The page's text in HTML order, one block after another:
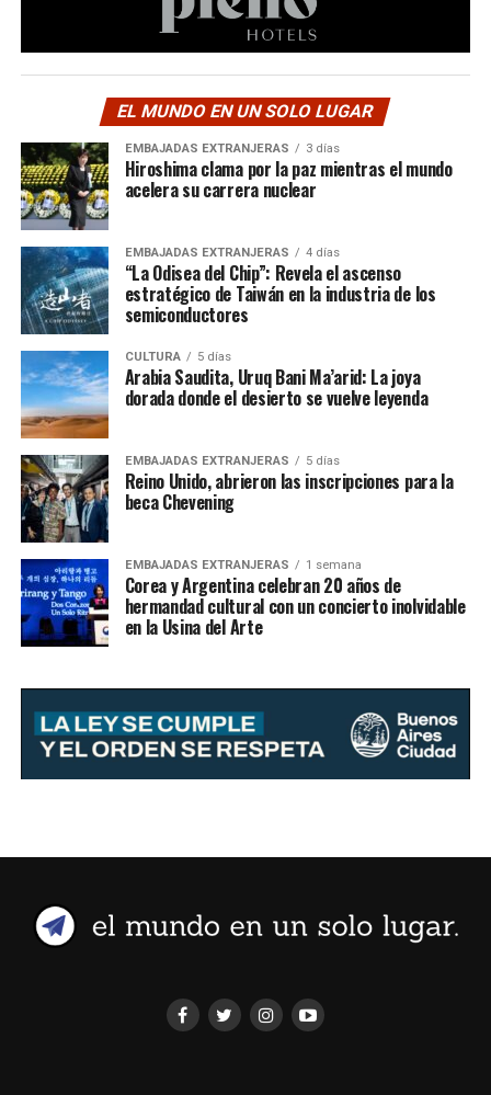
EL MUNDO EN UN SOLO LUGAR
EMBAJADAS EXTRANJERAS 3 días
Hiroshima clama por la paz mientras el mundo
acelera su carrera nuclear
EMBAJADAS EXTRANJERAS 4 días
“La Odisea del Chip”: Revela el ascenso
estratégico de Taiwán en la industria de los
semiconductores
CULTURA 5 días
Arabia Saudita, Uruq Bani Ma’arid: La joya
dorada donde el desierto se vuelve leyenda
EMBAJADAS EXTRANJERAS 5 días
Reino Unido, abrieron las inscripciones para la
beca Chevening
EMBAJADAS EXTRANJERAS 1 semana
Corea y Argentina celebran 20 años de
hermandad cultural con un concierto inolvidable
en la Usina del Arte